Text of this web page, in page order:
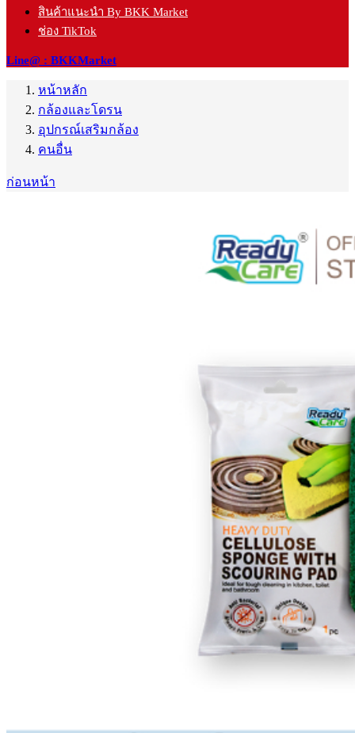
สินค้าแนะนำ By BKK Market
ช่อง TikTok
Line@ : BKKMarket
หน้าหลัก
กล้องและโดรน
อุปกรณ์เสริมกล้อง
คนอื่น
ก่อนหน้า